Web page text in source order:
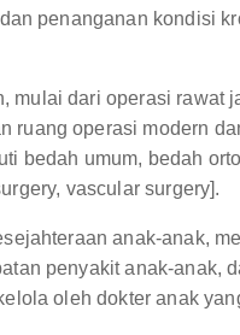
penanganan kondisi
mulai dari operasi rawat
ruang operasi modern
bedah umum, bedah
vascular surgery].
anak-anak,
penyakit anak-anak,
oleh dokter anak